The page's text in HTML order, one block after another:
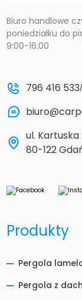
Biuro handlowe
poniedziałku do
9:00-16:00
796 416 533/
ul. Kartuska
80-122
Produkty
Pergola
Pergola z